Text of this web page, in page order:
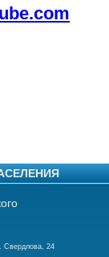
Свердлова, 24